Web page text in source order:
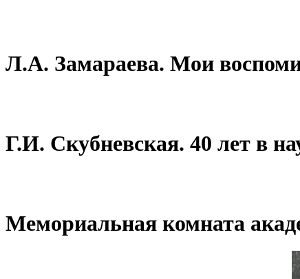
Л.А. Замараева. Мои
Г.И. Скубневская. 40 лет в
Мемориальная комната